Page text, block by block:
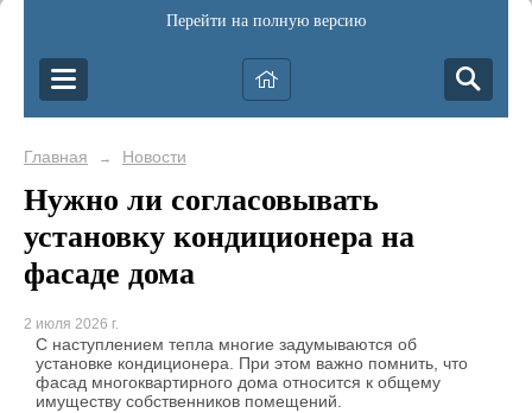
Перейти на полную версию
Главная → Новости
Нужно ли согласовывать
установку кондиционера на
фасаде дома
2 июля 2026 г.
С наступлением тепла многие задумываются об
установке кондиционера. При этом важно помнить, что
фасад многоквартирного дома относится к общему
имуществу собственников помещений.